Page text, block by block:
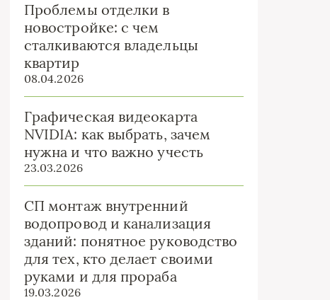
Проблемы отделки в
новостройке: с чем
сталкиваются владельцы
квартир
08.04.2026
Графическая видеокарта
NVIDIA: как выбрать, зачем
нужна и что важно учесть
23.03.2026
СП монтаж внутренний
водопровод и канализация
зданий: понятное руководство
для тех, кто делает своими
руками и для прораба
19.03.2026